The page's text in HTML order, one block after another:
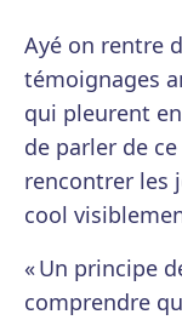
Ayé on rentre
témoignages
qui pleurent
de parler de
rencontrer les
cool
« Un principe
comprendre